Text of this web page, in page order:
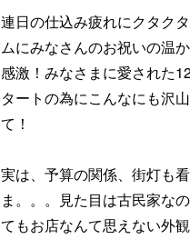
連日の仕込み疲れにクタク
ムにみなさんのお祝いの温
感激！みなさまに愛された
タートの為にこんなにも沢
て！
実は、予算の関係、街灯も
ま。。。見た目は古民家な
てもお店なんて思えない外